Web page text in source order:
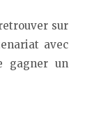
sur
avec
gagner un